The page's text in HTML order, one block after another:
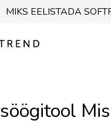
MIKS EELISTADA
söögitool